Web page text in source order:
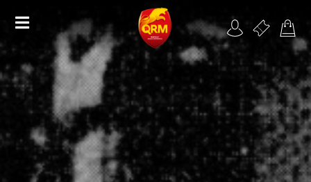
Académie
Féminines
Organisme de formation